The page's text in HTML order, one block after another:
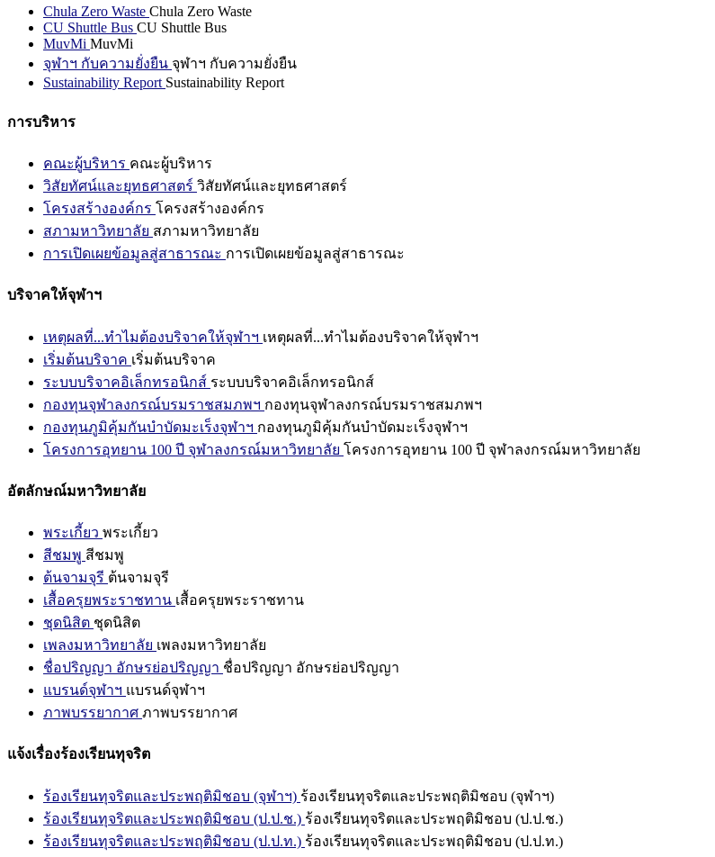
Chula Zero Waste Chula Zero Waste
CU Shuttle Bus CU Shuttle Bus
MuvMi MuvMi
จุฬาฯ กับความยั่งยืน จุฬาฯ กับความยั่งยืน
Sustainability Report Sustainability Report
การบริหาร
คณะผู้บริหาร คณะผู้บริหาร
วิสัยทัศน์และยุทธศาสตร์ วิสัยทัศน์และยุทธศาสตร์
โครงสร้างองค์กร โครงสร้างองค์กร
สภามหาวิทยาลัย สภามหาวิทยาลัย
การเปิดเผยข้อมูลสู่สาธารณะ การเปิดเผยข้อมูลสู่สาธารณะ
บริจาคให้จุฬาฯ
เหตุผลที่...ทำไมต้องบริจาคให้จุฬาฯ เหตุผลที่...ทำไมต้องบริจาคให้จุฬาฯ
เริ่มต้นบริจาค เริ่มต้นบริจาค
ระบบบริจาคอิเล็กทรอนิกส์ ระบบบริจาคอิเล็กทรอนิกส์
กองทุนจุฬาลงกรณ์บรมราชสมภพฯ กองทุนจุฬาลงกรณ์บรมราชสมภพฯ
กองทุนภูมิคุ้มกันบำบัดมะเร็งจุฬาฯ กองทุนภูมิคุ้มกันบำบัดมะเร็งจุฬาฯ
โครงการอุทยาน 100 ปี จุฬาลงกรณ์มหาวิทยาลัย โครงการอุทยาน 100 ปี จุฬาลงกรณ์มหาวิทยาลัย
อัตลักษณ์มหาวิทยาลัย
พระเกี้ยว พระเกี้ยว
สีชมพู สีชมพู
ต้นจามจุรี ต้นจามจุรี
เสื้อครุยพระราชทาน เสื้อครุยพระราชทาน
ชุดนิสิต ชุดนิสิต
เพลงมหาวิทยาลัย เพลงมหาวิทยาลัย
ชื่อปริญญา อักษรย่อปริญญา ชื่อปริญญา อักษรย่อปริญญา
แบรนด์จุฬาฯ แบรนด์จุฬาฯ
ภาพบรรยากาศ ภาพบรรยากาศ
แจ้งเรื่องร้องเรียนทุจริต
ร้องเรียนทุจริตและประพฤติมิชอบ (จุฬาฯ) ร้องเรียนทุจริตและประพฤติมิชอบ (จุฬาฯ)
ร้องเรียนทุจริตและประพฤติมิชอบ (ป.ป.ช.) ร้องเรียนทุจริตและประพฤติมิชอบ (ป.ป.ช.)
ร้องเรียนทุจริตและประพฤติมิชอบ (ป.ป.ท.) ร้องเรียนทุจริตและประพฤติมิชอบ (ป.ป.ท.)